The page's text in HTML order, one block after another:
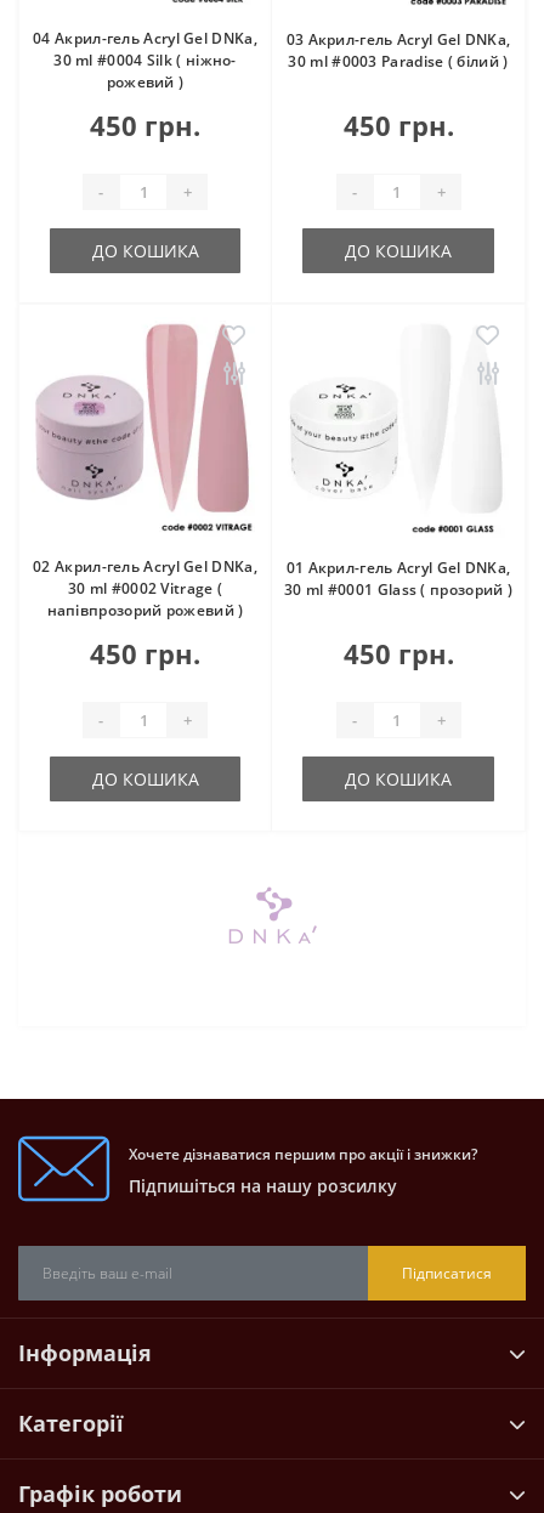
04 Акрил-гель Acryl Gel DNKa,
30 ml #0004 Silk ( ніжно-
рожевий )
450 грн.
- +
ДО КОШИКА
03 Акрил-гель Acryl Gel DNKa,
30 ml #0003 Paradise ( білий )
450 грн.
- +
ДО КОШИКА
02 Акрил-гель Acryl Gel DNKa,
30 ml #0002 Vitrage (
напівпрозорий рожевий )
450 грн.
- +
ДО КОШИКА
01 Акрил-гель Acryl Gel DNKa,
30 ml #0001 Glass ( прозорий )
450 грн.
- +
ДО КОШИКА
Хочете дізнаватися першим про акції і знижки?
Підпишіться на нашу розсилку
Підписатися
Інформація
Категорії
Графік роботи